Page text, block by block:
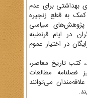
بهداشتی برای عدم
کووید 19 و برای کمک به قطع زنجیره
سیاسی
در ایام قرنطینه
در اختیار عموم
کتب تاریخ معاصر،
فصلنامه مطالعات
می‌توانند